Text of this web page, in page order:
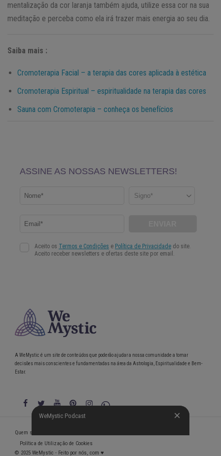
mentalização da cor laranja também ajuda, utilize essa cor na sua
meditação e perceba como ela irá trazer mais energia ao seu dia.
Saiba mais :
Cromoterapia Facial – a terapia das cores aplicada à estética
Cromoterapia Espiritual – espiritualidade na terapia das cores
Sauna com Cromoterapia – conheça os benefícios
WeMystic Podcast
A WeMystic é um site de conteúdos que poderão ajudar a nossa comunidade a tomar
decisões mais conscientes e fundamentadas na área da Astrologia, Espiritualidade e Bem-
Estar.
WeMystic Podcast
Quem somos
Política de Utilização de Cookies
© 2025 WeMystic - Feito por nós, com ♥